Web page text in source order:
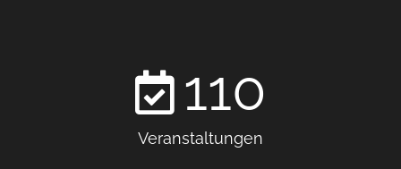
110
Veranstaltungen